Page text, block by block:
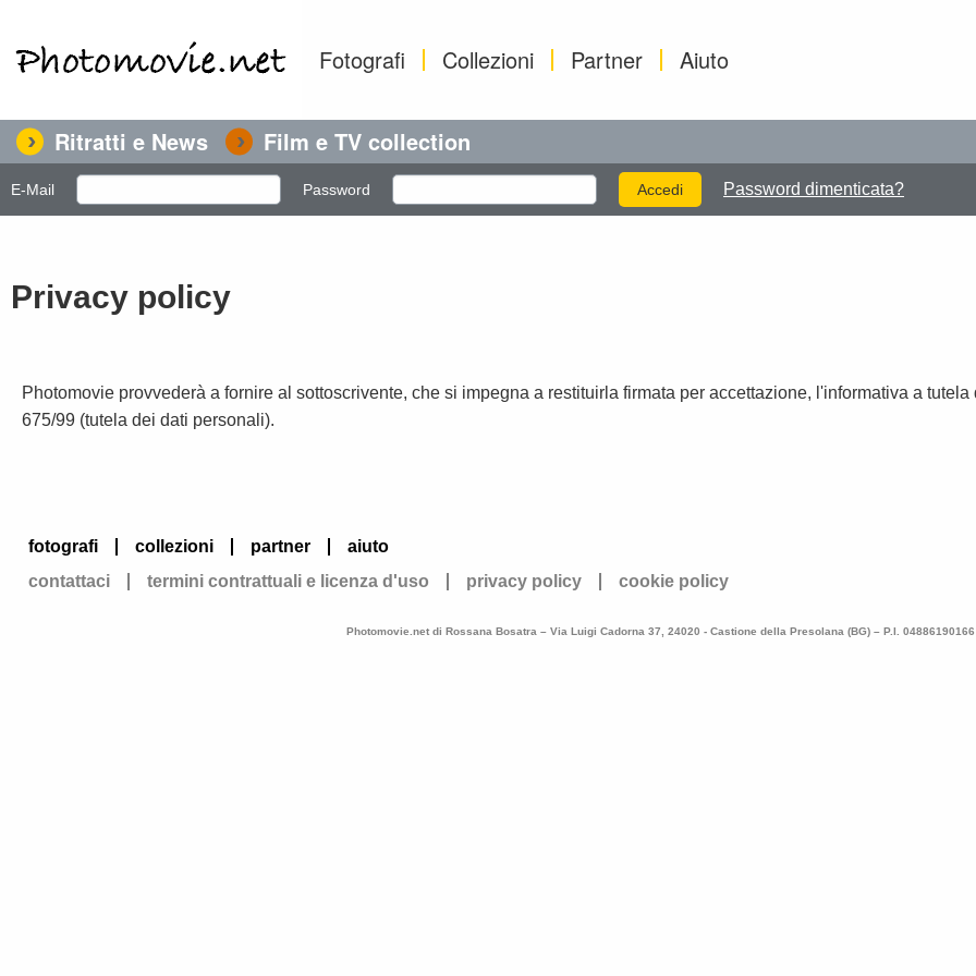
Fotografi Collezioni Partner Aiuto
Ritratti e News Film e TV collection
E-Mail Password Password dimenticata?
Privacy policy
Photomovie provvederà a fornire al sottoscrivente, che si impegna a restituirla firmata per accettazione, l'informativa a
675/99 (tutela dei dati personali).
fotografi collezioni partner
aiuto
contattaci
termini contrattuali e licenza d'uso privacy policy cookie policy
Photomovie.net di Rossana Bosatra – Via Luigi Cadorna 37, 24020 - Castione della Presolana (BG) – P.I. 04886190166